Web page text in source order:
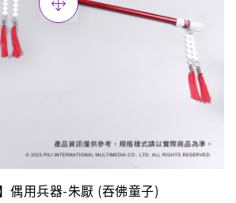
】偶用兵器-朱厭 (吞佛童子)